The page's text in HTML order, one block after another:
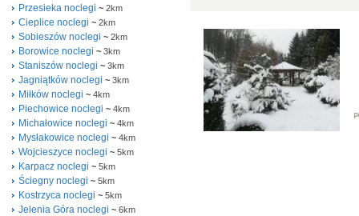
Przesieka noclegi ~ 2km
Cieplice noclegi ~ 2km
Sobieszów noclegi ~ 2km
Borowice noclegi ~ 3km
Staniszów noclegi ~ 3km
Jagniątków noclegi ~ 3km
Miłków noclegi ~ 4km
Piechowice noclegi ~ 4km
Michałowice noclegi ~ 4km
Mysłakowice noclegi ~ 4km
Wojcieszyce noclegi ~ 5km
Karpacz noclegi ~ 5km
Ściegny noclegi ~ 5km
Kostrzyca noclegi ~ 5km
Jelenia Góra noclegi ~ 6km